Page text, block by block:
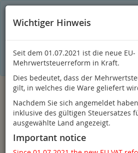
Einkaufserlebnis. Dabei werden
gespeichert. Ohne Cookies ist der
Online-Shops eingeschränkt.Sind Sie
einverstanden, klicken Sie bitte hier.
Wichtiger Hinweis
Seit dem 01.07.2021 ist die neue EU-
Mehrwertsteuerreform in Kraft.
Dies bedeutet, dass der
gilt, in welches die Ware geliefert
Nachdem Sie sich angemeldet
inklusive des gültigen Steuersatzes
ausgewählte Land angezeigt.
Important notice